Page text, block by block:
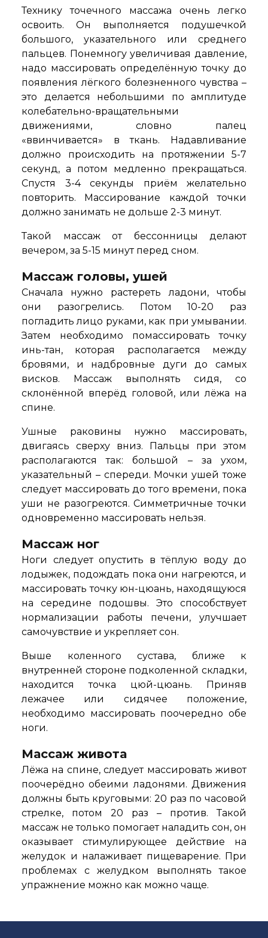
Технику точечного массажа очень легко
освоить. Он выполняется подушечкой
большого, указательного или среднего
пальцев. Понемногу увеличивая давление,
надо массировать определённую точку до
появления лёгкого болезненного чувства –
это делается небольшими по амплитуде
колебательно-вращательными
движениями, словно палец
«ввинчивается» в ткань. Надавливание
должно происходить на протяжении 5-7
секунд, а потом медленно прекращаться.
Спустя 3-4 секунды приём желательно
повторить. Массирование каждой точки
должно занимать не дольше 2-3 минут.
Такой массаж от бессонницы делают
вечером, за 5-15 минут перед сном.
Массаж головы, ушей
Сначала нужно растереть ладони, чтобы
они разогрелись. Потом 10-20 раз
погладить лицо руками, как при умывании.
Затем необходимо помассировать точку
инь-тан, которая располагается между
бровями, и надбровные дуги до самых
висков. Массаж выполнять сидя, со
склонённой вперёд головой, или лёжа на
спине.
Ушные раковины нужно массировать,
двигаясь сверху вниз. Пальцы при этом
располагаются так: большой – за ухом,
указательный – спереди. Мочки ушей тоже
следует массировать до того времени, пока
уши не разогреются. Симметричные точки
одновременно массировать нельзя.
Массаж ног
Ноги следует опустить в тёплую воду до
лодыжек, подождать пока они нагреются, и
массировать точку юн-цюань, находящуюся
на середине подошвы. Это способствует
нормализации работы печени, улучшает
самочувствие и укрепляет сон.
Выше коленного сустава, ближе к
внутренней стороне подколенной складки,
находится точка цюй-цюань. Приняв
лежачее или сидячее положение,
необходимо массировать поочередно обе
ноги.
Массаж живота
Лёжа на спине, следует массировать живот
поочерёдно обеими ладонями. Движения
должны быть круговыми: 20 раз по часовой
стрелке, потом 20 раз – против. Такой
массаж не только помогает наладить сон, он
оказывает стимулирующее действие на
желудок и налаживает пищеварение. При
проблемах с желудком выполнять такое
упражнение можно как можно чаще.